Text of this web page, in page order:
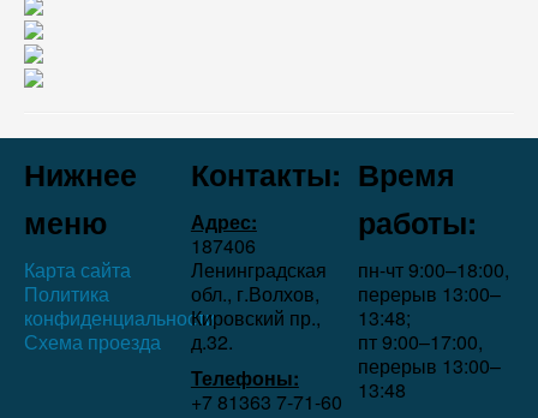
Нижнее
меню
Карта сайта
Политика
конфиденциальности
Схема проезда
Контакты:
Адрес:
187406
Ленинградская
обл., г.Волхов,
Кировский пр.,
д.32.
Телефоны:
+7 81363 7‑71-60
Время
работы:
пн-чт 9:00–18:00,
перерыв 13:00–
13:48;
пт 9:00–17:00,
перерыв 13:00–
13:48